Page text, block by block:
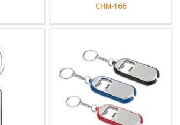
CHM-166